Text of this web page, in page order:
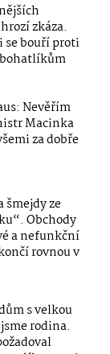
zkáza.
bouří proti
Nevěřím
Macinka
za dobře
šmejdy ze
Obchody
a nefunkční
rovnou v
s velkou
rodina.